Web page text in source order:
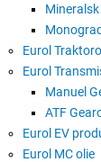
Mineralsk
Eurol
Eurol
Manuel
ATF
Eurol EV
Eurol MC olie